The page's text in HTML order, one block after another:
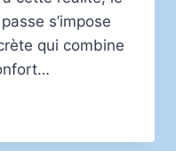
s’impose
qui combine